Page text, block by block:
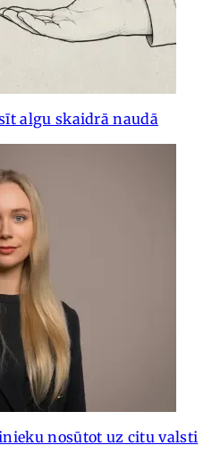
algu skaidrā naudā
nosūtot uz citu valsti